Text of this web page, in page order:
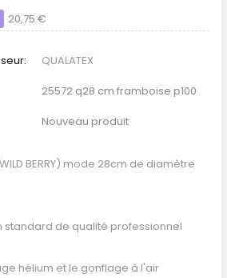
20,75 €
QUALATEX
25572 q28 cm framboise p100
Nouveau produit
BERRY) mode 28cm de diamètre
standard de qualité professionnel
hélium et le gonflage à l'air